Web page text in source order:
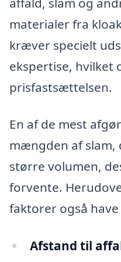
materialer fra
kræver specielt
ekspertise, hvilket
prisfastsættelsen.
En af de mest
mængden af slam,
større volumen,
forvente.
faktorer også
Afstand til